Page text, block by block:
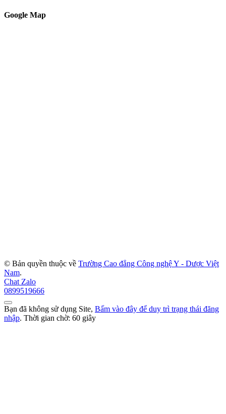
Google Map
© Bản quyền thuộc về Trường Cao đẳng Công nghệ Y - Dược Việt
Nam.
Chat Zalo
0899519666
Bạn đã không sử dụng Site, Bấm vào đây để duy trì trạng thái đăng
nhập. Thời gian chờ: 60 giây